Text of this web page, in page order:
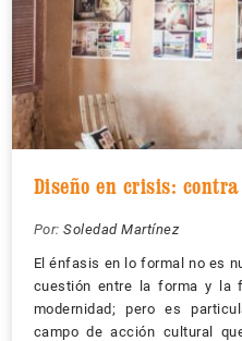
Diseño en crisis:
Por: Soledad Martínez
El énfasis en lo formal no es
cuestión entre la forma y la
modernidad; pero es
campo de acción cultural